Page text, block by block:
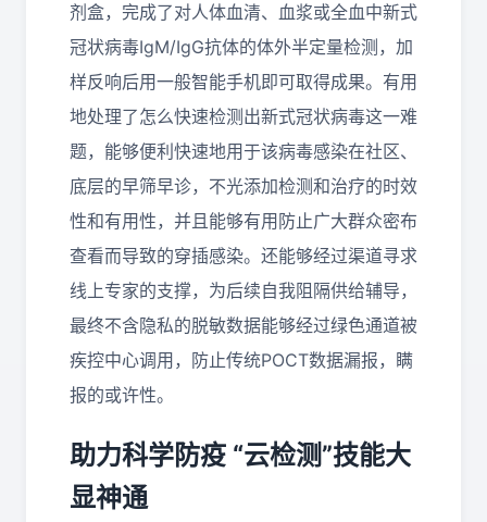
剂盒，完成了对人体血清、血浆或全血中新式
冠状病毒IgM/IgG抗体的体外半定量检测，加
样反响后用一般智能手机即可取得成果。有用
地处理了怎么快速检测出新式冠状病毒这一难
题，能够便利快速地用于该病毒感染在社区、
底层的早筛早诊，不光添加检测和治疗的时效
性和有用性，并且能够有用防止广大群众密布
查看而导致的穿插感染。还能够经过渠道寻求
线上专家的支撑，为后续自我阻隔供给辅导，
最终不含隐私的脱敏数据能够经过绿色通道被
疾控中心调用，防止传统POCT数据漏报，瞒
报的或许性。
助力科学防疫 “云检测”技能大
显神通